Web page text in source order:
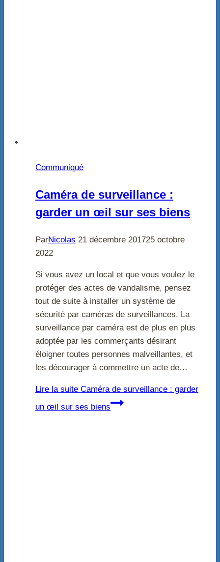
Communiqué
Caméra de surveillance :
garder un œil sur ses biens
ParNicolas 21 décembre 201725 octobre
2022
Si vous avez un local et que vous voulez le
protéger des actes de vandalisme, pensez
tout de suite à installer un système de
sécurité par caméras de surveillances. La
surveillance par caméra est de plus en plus
adoptée par les commerçants désirant
éloigner toutes personnes malveillantes, et
les décourager à commettre un acte de…
Lire la suite Caméra de surveillance : garder
un œil sur ses biens